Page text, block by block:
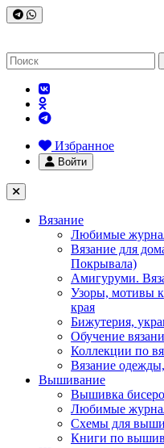
Избранное
Войти
Вязание
Любимые
Вязание для
Покрывала)
Амигуруми.
Узоры, мотивы
края
Бижутерия,
Обучение
Коллекции по
Вязание одежды,
Вышивание
Вышивка
Любимые
Схемы для
Книги по